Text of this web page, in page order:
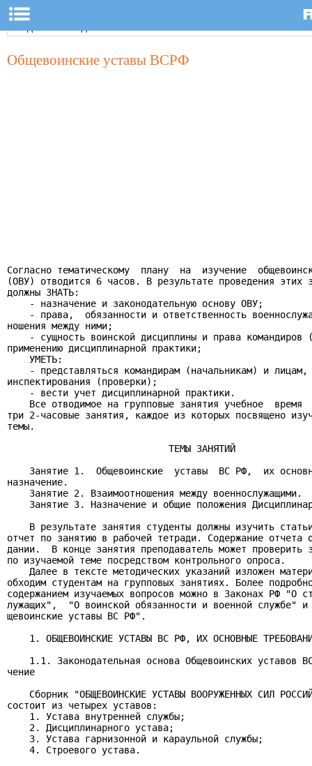
Общевоинские уставы ВСРФ
Согласно тематическому  плану  на  изучение
(ОВУ) отводится 6 часов. В результате проведения этих
должны ЗНАТЬ:
    - назначение и законодательную основу ОВУ;
- права,  обязанности и ответственность
ношения между ними;
- сущность воинской дисциплины и права командиров
применению дисциплинарной практики;
    УМЕТЬ:
- представляться командирам (начальникам) и лицам,
инспектирования (проверки);
    - вести учет дисциплинарной практики.
Все отводимое на групповые занятия учебное  время
три 2-часовые занятия, каждое из которых посвящено
темы.
                             ТЕМЫ ЗАНЯТИЙ
Занятие 1.  Общевоинские  уставы  ВС РФ,  их
назначение.
    Занятие 2. Взаимоотношения между военнослужащими.
Занятие 3. Назначение и общие положения
В результате занятия студенты должны изучить
отчет по занятию в рабочей тетради. Содержание отчета
дании.  В конце занятия преподаватель может проверить
по изучаемой теме посредством контрольного опроса.
Далее в тексте методических указаний изложен
обходим студентам на групповых занятиях. Более
содержанием изучаемых вопросов можно в Законах РФ "О
лужащих",  "О воинской обязанности и военной службе"
щевоинские уставы ВС РФ".
1. ОБЩЕВОИНСКИЕ УСТАВЫ ВС РФ, ИХ ОСНОВНЫЕ
1.1. Законодательная основа Общевоинских уставов
чение
Сборник "ОБЩЕВОИНСКИЕ УСТАВЫ ВООРУЖЕННЫХ СИЛ
состоит из четырех уставов:
    1. Устава внутренней службы;
    2. Дисциплинарного устава;
    3. Устава гарнизонной и караульной службы;
    4. Строевого устава.